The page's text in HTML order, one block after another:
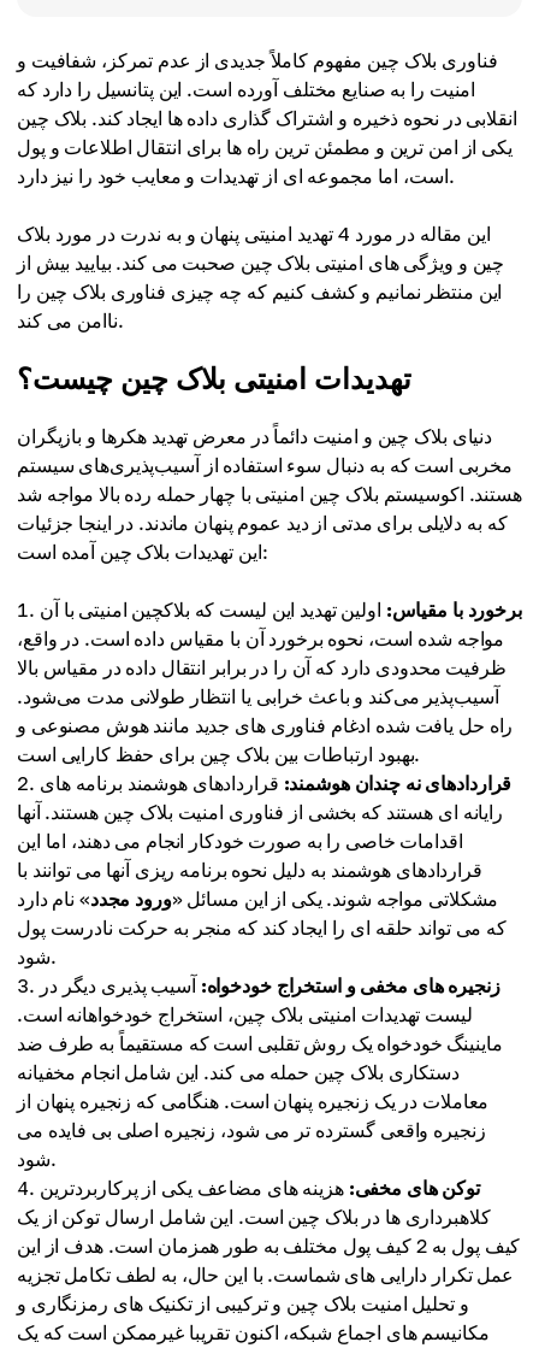
فناوری بلاک چین مفهوم کاملاً جدیدی از عدم تمرکز، شفافیت و
امنیت را به صنایع مختلف آورده است. این پتانسیل را دارد که
انقلابی در نحوه ذخیره و اشتراک گذاری داده ها ایجاد کند. بلاک چین
یکی از امن ترین و مطمئن ترین راه ها برای انتقال اطلاعات و پول
است، اما مجموعه ای از تهدیدات و معایب خود را نیز دارد.
این مقاله در مورد 4 تهدید امنیتی پنهان و به ندرت در مورد بلاک
چین و ویژگی های امنیتی بلاک چین صحبت می کند. بیایید بیش از
این منتظر نمانیم و کشف کنیم که چه چیزی فناوری بلاک چین را
ناامن می کند.
تهدیدات امنیتی بلاک چین چیست؟
دنیای بلاک چین و امنیت دائماً در معرض تهدید هکرها و بازیگران
مخربی است که به دنبال سوء استفاده از آسیب‌پذیری‌های سیستم
هستند. اکوسیستم بلاک چین امنیتی با چهار حمله رده بالا مواجه شد
که به دلایلی برای مدتی از دید عموم پنهان ماندند. در اینجا جزئیات
این تهدیدات بلاک چین آمده است:
برخورد با مقیاس: اولین تهدید این لیست که بلاکچین امنیتی با آن
مواجه شده است، نحوه برخورد آن با مقیاس داده است. در واقع،
ظرفیت محدودی دارد که آن را در برابر انتقال داده در مقیاس بالا
آسیب‌پذیر می‌کند و باعث خرابی یا انتظار طولانی مدت می‌شود.
راه حل یافت شده ادغام فناوری های جدید مانند هوش مصنوعی و
بهبود ارتباطات بین بلاک چین برای حفظ کارایی است.
قراردادهای نه چندان هوشمند: قراردادهای هوشمند برنامه های
رایانه ای هستند که بخشی از فناوری امنیت بلاک چین هستند. آنها
اقدامات خاصی را به صورت خودکار انجام می دهند، اما این
قراردادهای هوشمند به دلیل نحوه برنامه ریزی آنها می توانند با
مشکلاتی مواجه شوند. یکی از این مسائل «ورود مجدد» نام دارد
که می تواند حلقه ای را ایجاد کند که منجر به حرکت نادرست پول
شود.
زنجیره های مخفی و استخراج خودخواه: آسیب پذیری دیگر در
لیست تهدیدات امنیتی بلاک چین، استخراج خودخواهانه است.
ماینینگ خودخواه یک روش تقلبی است که مستقیماً به طرف ضد
دستکاری بلاک چین حمله می کند. این شامل انجام مخفیانه
معاملات در یک زنجیره پنهان است. هنگامی که زنجیره پنهان از
زنجیره واقعی گسترده تر می شود، زنجیره اصلی بی فایده می
شود.
توکن های مخفی: هزینه های مضاعف یکی از پرکاربردترین
کلاهبرداری ها در بلاک چین است. این شامل ارسال توکن از یک
کیف پول به 2 کیف پول مختلف به طور همزمان است. هدف از این
عمل تکرار دارایی های شماست. با این حال، به لطف تکامل تجزیه
و تحلیل امنیت بلاک چین و ترکیبی از تکنیک های رمزنگاری و
مکانیسم های اجماع شبکه، اکنون تقریبا غیرممکن است که یک